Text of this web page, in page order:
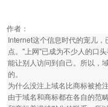
作者：
Internet这个信息时代的宠儿
点。"上网"已成为不少人的口
能让别人访问到自己。所以，
的。
为什么没注上域名比商标被抢
由于域名和商标都在各自的范